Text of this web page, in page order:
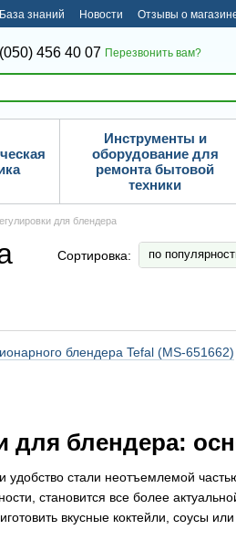
База знаний Новости Отзывы о
(050) 456 40 07 Перезвонить вам?
Инструменты и
оборудование для
ремонта бытовой
техники
для блендера
Сортировка: по
для блендера:
удобство стали неотъемлемой
становится все более
вкусные коктейли, соусы или
блендера Tefal (MS-651662)